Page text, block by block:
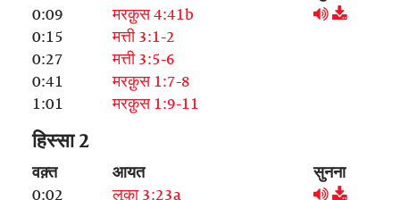
0:09
0:15
0:27
0:41
1:01
मरक़ुस 4:41b
मत्ती 3:1-2
मत्ती 3:5-6
मरक़ुस 1:7-8
मरक़ुस 1:9-11
हिस्सा 2
वक़्त आयत
सुनना
0:02
लूक़ा 3:23a